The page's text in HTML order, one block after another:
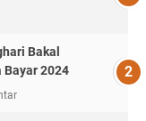
Bakal
Bayar 2024